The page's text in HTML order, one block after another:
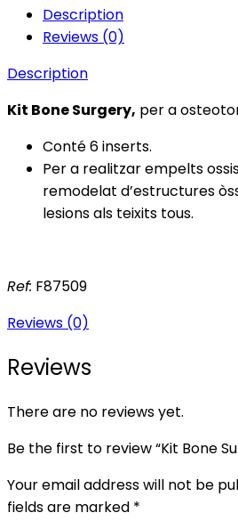
Description
Reviews (0)
Description
Kit Bone Surgery, per a
Conté 6 inserts.
Per a realitzar empelts
remodelat d’estructures
lesions als teixits tous.
Ref: F87509
Reviews (0)
Reviews
There are no reviews yet.
Be the first to review “Kit Bone
Your email address will not be
fields are marked *